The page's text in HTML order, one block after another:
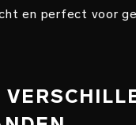
en perfect voor